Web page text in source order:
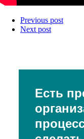
Previous post
Next post
Есть